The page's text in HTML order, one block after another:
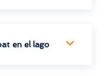
en el lago